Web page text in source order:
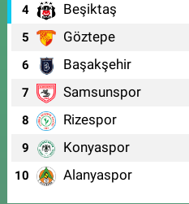
4 Beşiktaş
5 Göztepe
6 Başakşehir
7 Samsunspor
8 Rizespor
9 Konyaspor
10 Alanyaspor